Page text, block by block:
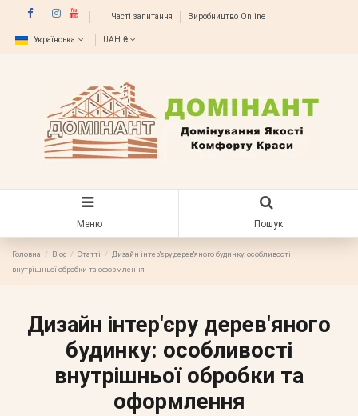
Часті запитання Виробництво Online
Українська UAH ₴
Меню Пошук
Головна Blog Статті
Дизайн інтер'єру дерев'яного будинку: особливості
внутрішньої обробки та оформлення
Дизайн інтер'єру дерев'яного
будинку: особливості
внутрішньої обробки та
оформлення